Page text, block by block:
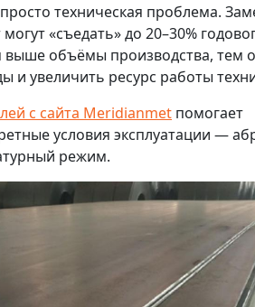
техническая проблема.
«съедать» до 20–30%
объёмы производства, тем
и увеличить ресурс работы
с сайта Meridianmet помогает
условия эксплуатации —
режим.